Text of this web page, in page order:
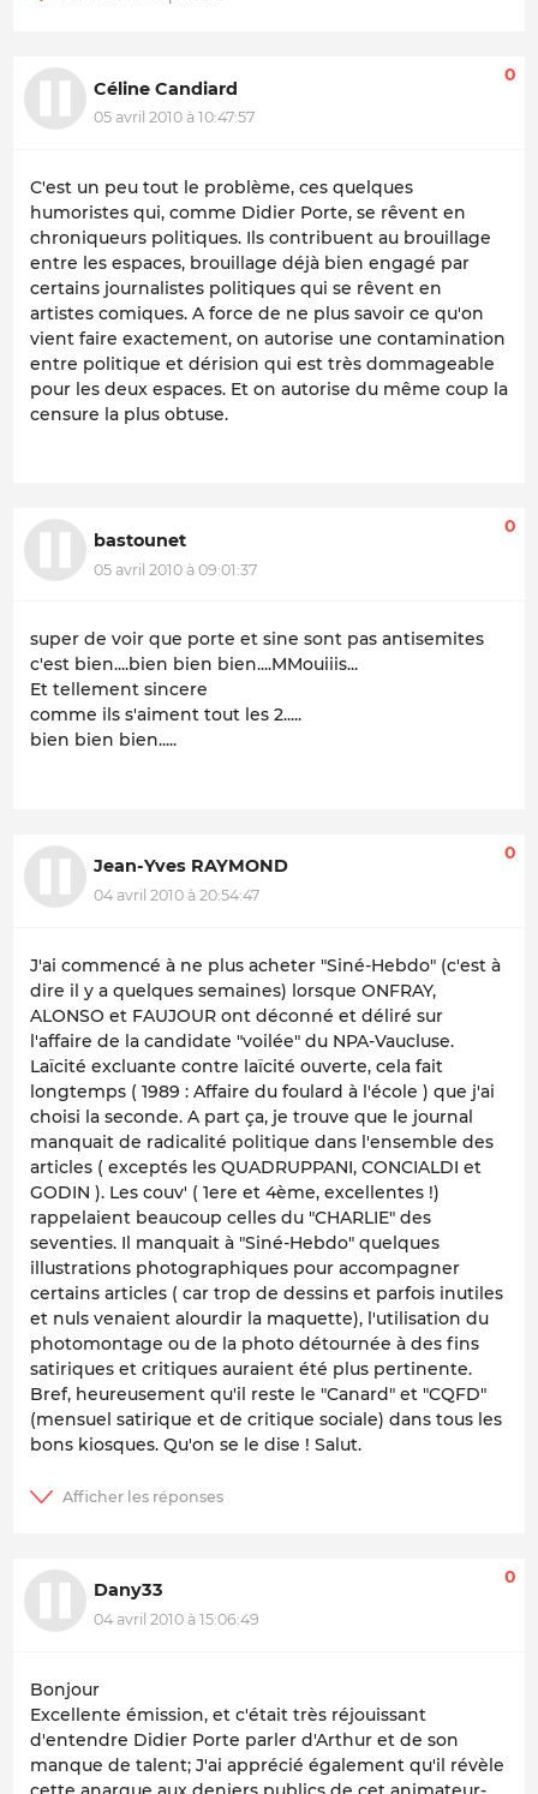
Céline Candiard
05 avril 2010 à 10:47:57
0
C'est un peu tout le problème, ces quelques
humoristes qui, comme Didier Porte, se rêvent en
chroniqueurs politiques. Ils contribuent au brouillage
entre les espaces, brouillage déjà bien engagé par
certains journalistes politiques qui se rêvent en
artistes comiques. A force de ne plus savoir ce qu'on
vient faire exactement, on autorise une contamination
entre politique et dérision qui est très dommageable
pour les deux espaces. Et on autorise du même coup la
censure la plus obtuse.
bastounet
05 avril 2010 à 09:01:37
0
super de voir que porte et sine sont pas antisemites
c'est bien....bien bien bien....MMouiiis...
Et tellement sincere
comme ils s'aiment tout les 2.....
bien bien bien.....
Jean-Yves RAYMOND
04 avril 2010 à 20:54:47
0
J'ai commencé à ne plus acheter "Siné-Hebdo" (c'est à
dire il y a quelques semaines) lorsque ONFRAY,
ALONSO et FAUJOUR ont déconné et déliré sur
l'affaire de la candidate "voilée" du NPA-Vaucluse.
Laïcité excluante contre laïcité ouverte, cela fait
longtemps ( 1989 : Affaire du foulard à l'école ) que j'ai
choisi la seconde. A part ça, je trouve que le journal
manquait de radicalité politique dans l'ensemble des
articles ( exceptés les QUADRUPPANI, CONCIALDI et
GODIN ). Les couv' ( 1ere et 4ème, excellentes !)
rappelaient beaucoup celles du "CHARLIE" des
seventies. Il manquait à "Siné-Hebdo" quelques
illustrations photographiques pour accompagner
certains articles ( car trop de dessins et parfois inutiles
et nuls venaient alourdir la maquette), l'utilisation du
photomontage ou de la photo détournée à des fins
satiriques et critiques auraient été plus pertinente.
Bref, heureusement qu'il reste le "Canard" et "CQFD"
(mensuel satirique et de critique sociale) dans tous les
bons kiosques. Qu'on se le dise ! Salut.
Dany33
04 avril 2010 à 15:06:49
0
Bonjour
Excellente émission, et c'était très réjouissant
d'entendre Didier Porte parler d'Arthur et de son
manque de talent; J'ai apprécié également qu'il révèle